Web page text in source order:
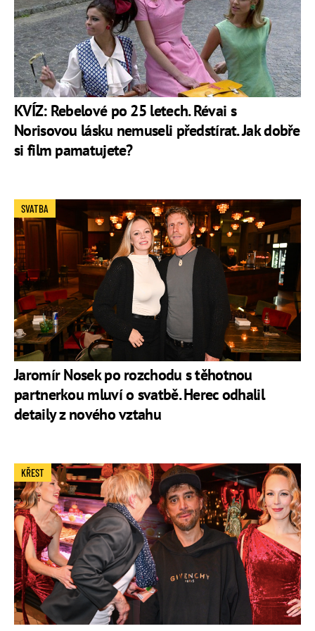
KVÍZ: Rebelové po 25 letech. Révai s
Norisovou lásku nemuseli předstírat. Jak dobře
si film pamatujete?
Jaromír Nosek po rozchodu s těhotnou
partnerkou mluví o svatbě. Herec odhalil
detaily z nového vztahu
SVATBA
KŘEST